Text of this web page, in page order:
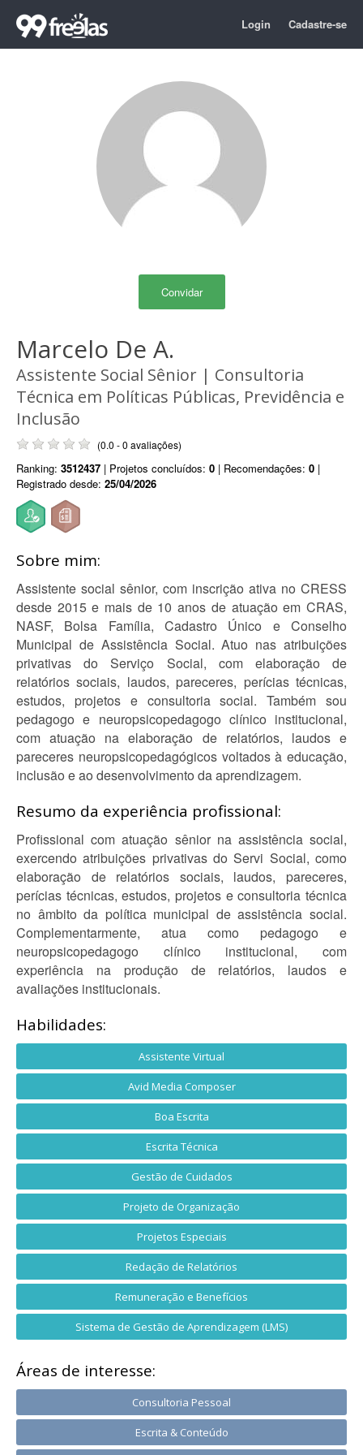
Login Cadastre-se
Convidar
Marcelo De A.
Assistente Social Sênior | Consultoria
Técnica em Políticas Públicas, Previdência e
Inclusão
(0.0 - 0 avaliações)
Ranking: 3512437 | Projetos concluídos: 0 | Recomendações: 0 |
Registrado desde: 25/04/2026
Sobre mim:
Assistente social sênior, com inscrição ativa no CRESS
desde 2015 e mais de 10 anos de atuação em CRAS,
NASF, Bolsa Família, Cadastro Único e Conselho
Municipal de Assistência Social. Atuo nas atribuições
privativas do Serviço Social, com elaboração de
relatórios sociais, laudos, pareceres, perícias técnicas,
estudos, projetos e consultoria social. Também sou
pedagogo e neuropsicopedagogo clínico institucional,
com atuação na elaboração de relatórios, laudos e
pareceres neuropsicopedagógicos voltados à educação,
inclusão e ao desenvolvimento da aprendizagem.
Resumo da experiência profissional:
Profissional com atuação sênior na assistência social,
exercendo atribuições privativas do Servi Social, como
elaboração de relatórios sociais, laudos, pareceres,
perícias técnicas, estudos, projetos e consultoria técnica
no âmbito da política municipal de assistência social.
Complementarmente, atua como pedagogo e
neuropsicopedagogo clínico institucional, com
experiência na produção de relatórios, laudos e
avaliações institucionais.
Habilidades:
Assistente Virtual
Avid Media Composer
Boa Escrita
Escrita Técnica
Gestão de Cuidados
Projeto de Organização
Projetos Especiais
Redação de Relatórios
Remuneração e Benefícios
Sistema de Gestão de Aprendizagem (LMS)
Áreas de interesse:
Consultoria Pessoal
Escrita & Conteúdo